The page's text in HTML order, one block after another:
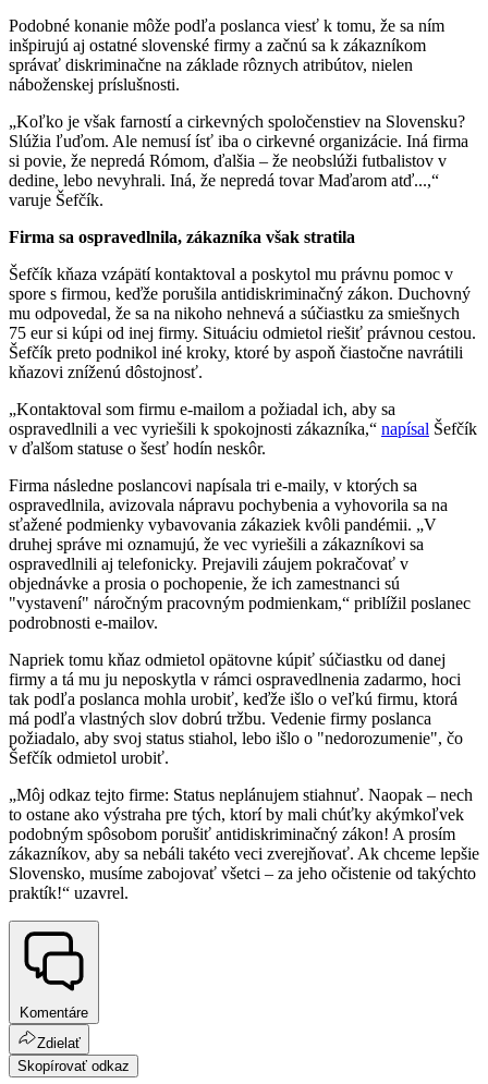
Podobné konanie môže podľa poslanca viesť k tomu, že sa ním
inšpirujú aj ostatné slovenské firmy a začnú sa k zákazníkom
správať diskriminačne na základe rôznych atribútov, nielen
náboženskej príslušnosti.
„Koľko je však farností a cirkevných spoločenstiev na Slovensku?
Slúžia ľuďom. Ale nemusí ísť iba o cirkevné organizácie. Iná firma
si povie, že nepredá Rómom, ďalšia – že neobslúži futbalistov v
dedine, lebo nevyhrali. Iná, že nepredá tovar Maďarom atď...,“
varuje Šefčík.
Firma sa ospravedlnila, zákazníka však stratila
Šefčík kňaza vzápätí kontaktoval a poskytol mu právnu pomoc v
spore s firmou, keďže porušila antidiskriminačný zákon. Duchovný
mu odpovedal, že sa na nikoho nehnevá a súčiastku za smiešnych
75 eur si kúpi od inej firmy. Situáciu odmietol riešiť právnou cestou.
Šefčík preto podnikol iné kroky, ktoré by aspoň čiastočne navrátili
kňazovi zníženú dôstojnosť.
„Kontaktoval som firmu e-mailom a požiadal ich, aby sa
ospravedlnili a vec vyriešili k spokojnosti zákazníka,“ napísal Šefčík
v ďalšom statuse o šesť hodín neskôr.
Firma následne poslancovi napísala tri e-maily, v ktorých sa
ospravedlnila, avizovala nápravu pochybenia a vyhovorila sa na
sťažené podmienky vybavovania zákaziek kvôli pandémii. „V
druhej správe mi oznamujú, že vec vyriešili a zákazníkovi sa
ospravedlnili aj telefonicky. Prejavili záujem pokračovať v
objednávke a prosia o pochopenie, že ich zamestnanci sú
"vystavení" náročným pracovným podmienkam,“ priblížil poslanec
podrobnosti e-mailov.
Napriek tomu kňaz odmietol opätovne kúpiť súčiastku od danej
firmy a tá mu ju neposkytla v rámci ospravedlnenia zadarmo, hoci
tak podľa poslanca mohla urobiť, keďže išlo o veľkú firmu, ktorá
má podľa vlastných slov dobrú tržbu. Vedenie firmy poslanca
požiadalo, aby svoj status stiahol, lebo išlo o "nedorozumenie", čo
Šefčík odmietol urobiť.
„Môj odkaz tejto firme: Status neplánujem stiahnuť. Naopak – nech
to ostane ako výstraha pre tých, ktorí by mali chúťky akýmkoľvek
podobným spôsobom porušiť antidiskriminačný zákon! A prosím
zákazníkov, aby sa nebáli takéto veci zverejňovať. Ak chceme lepšie
Slovensko, musíme zabojovať všetci – za jeho očistenie od takýchto
praktík!“ uzavrel.
Komentáre
Zdielať
Skopírovať odkaz